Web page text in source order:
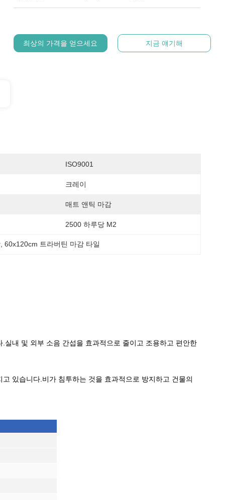
최상의 가격을 얻으세요 지금 얘기해
ISO9001
크레이
매트 앤틱 마감
2500 하루당 M2
, 60x120cm 트라버틴 마감 타일
내 및 외부 소음 간섭을 효과적으로 줄이고 조용하고 편안한
있습니다.비가 침투하는 것을 효과적으로 방지하고 건물의